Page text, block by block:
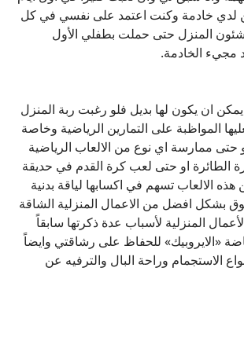
لدي خادمة وكنت اعتمد على نفسي في كل
المنزل حتى حملت بطفلي الأول
مجيء الخادمة.
ان يكون لها بديل فلو رغبت ربة المنزل
المواظبة على التمارين الرياضية وخاصة
حتى ممارسة اي نوع من الالعاب الرياضية
الطائرة او حتى لعب كرة القدم في حديقة
الالعاب تسهم في اكسابها لياقة بدنية
بشكل افضل من الاعمال المنزلية الشاقة
المنزلية لأسباب عدة ذكرتها سابقاً
«الايروبيك» للحفاظ على رشاقتي وايضاً
الاستجمام وراحة البال والترفيه عن